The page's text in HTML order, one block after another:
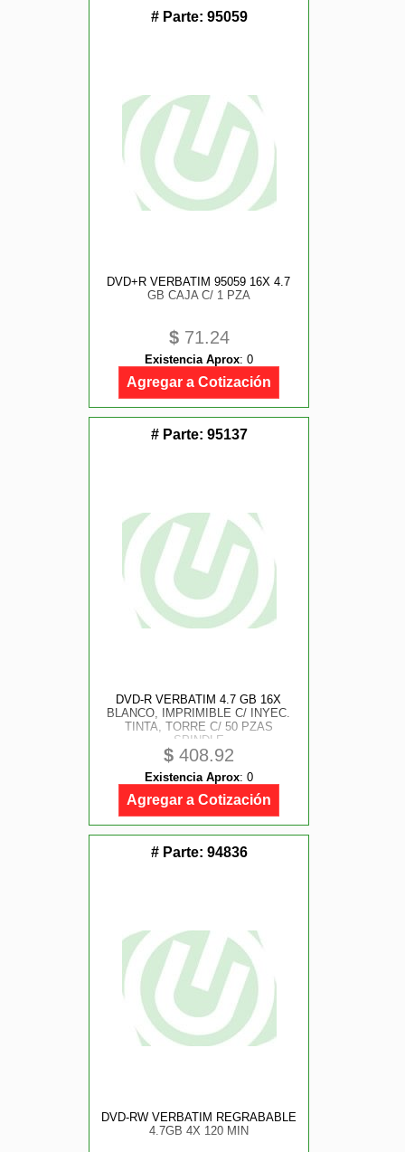
# Parte: 95059
DVD+R VERBATIM 95059 16X 4.7
GB CAJA C/ 1 PZA
$71.24
Existencia Aprox: 0
Agregar a Cotización
# Parte: 95137
DVD-R VERBATIM 4.7 GB 16X
BLANCO, IMPRIMIBLE C/ INYEC.
TINTA, TORRE C/ 50 PZAS
SPINDLE
$ 408.92
Existencia Aprox: 0
Agregar a Cotización
# Parte: 94836
DVD-RW VERBATIM REGRABABLE
4.7GB 4X 120 MIN